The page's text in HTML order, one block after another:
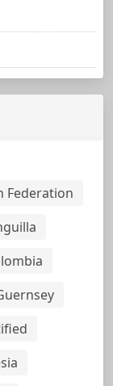
Federation